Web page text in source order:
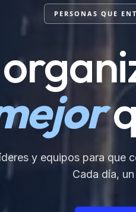
PERSONAS QUE
y equipos para que
Cada día,